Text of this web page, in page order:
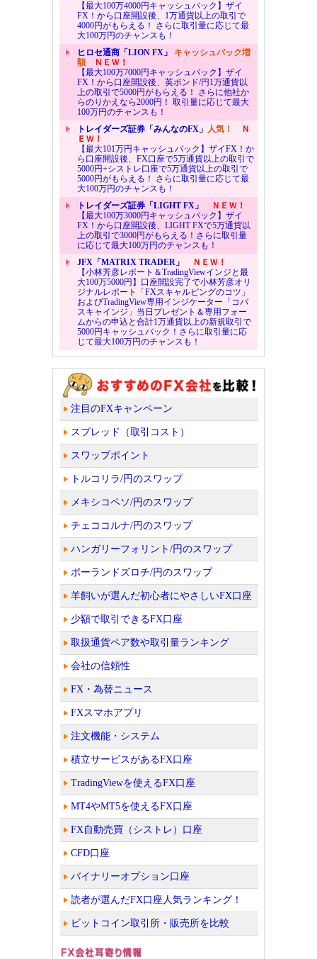
【最大100万4000円キャッシュバック】ザイ
FX！から口座開設後、1万通貨以上の取引で
4000円がもらえる！ さらに取引量に応じて最
大100万円のチャンスも！
ヒロセ通商「LION FX」 キャッシュバック増
額ＮＥＷ！
【最大100万7000円キャッシュバック】ザイ
FX！から口座開設後、英ポンド/円1万通貨以
上の取引で5000円がもらえる！ さらに他社か
らのりかえなら2000円！ 取引量に応じて最大
100万円のチャンスも！
トレイダーズ証券「みんなのFX」 人気！
Ｎ
ＥＷ！
【最大101万円キャッシュバック】ザイFX！か
ら口座開設後、FX口座で5万通貨以上の取引で
5000円+シストレ口座で5万通貨以上の取引で
5000円がもらえる！ さらに取引量に応じて最
大100万円のチャンスも！
トレイダーズ証券「LIGHT FX」
ＮＥＷ！
【最大100万3000円キャッシュバック】ザイ
FX！から口座開設後、LIGHT FXで5万通貨以
上の取引で3000円がもらえる！さらに取引量
に応じて最大100万円のチャンスも！
JFX「MATRIX TRADER」
ＮＥＷ！
【小林芳彦レポート＆TradingViewインジと最
大100万5000円】口座開設完了で小林芳彦オリ
ジナルレポート「FXスキャルピングのコツ」
およびTradingView専用インジケーター「コバ
スキャインジ」当日プレゼント＆専用フォー
ムからの申込と合計1万通貨以上の新規取引で
5000円キャッシュバック！さらに取引量に応
じて最大100万円のチャンスも！
注目のFXキャンペーン
スプレッド（取引コスト）
スワップポイント
トルコリラ/円のスワップ
メキシコペソ/円のスワップ
チェココルナ/円のスワップ
ハンガリーフォリント/円のスワップ
ポーランドズロチ/円のスワップ
羊飼いが選んだ初心者にやさしいFX口座
少額で取引できるFX口座
取扱通貨ペア数や取引量ランキング
会社の信頼性
FX・為替ニュース
FXスマホアプリ
注文機能・システム
積立サービスがあるFX口座
TradingViewを使えるFX口座
MT4やMT5を使えるFX口座
FX自動売買（シストレ）口座
CFD口座
バイナリーオプション口座
読者が選んだFX口座人気ランキング！
ビットコイン取引所・販売所を比較